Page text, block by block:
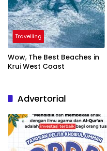
Travelling
Wow, The Best Beaches in
Krui West Coast
Advertorial